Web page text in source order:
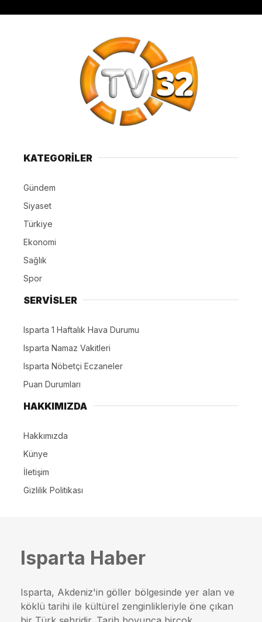
KATEGORİLER
Gündem
Siyaset
Türkiye
Ekonomi
Sağlık
Spor
SERVİSLER
Isparta 1 Haftalık Hava Durumu
Isparta Namaz Vakitleri
Isparta Nöbetçi Eczaneler
Puan Durumları
HAKKIMIZDA
Hakkımızda
Künye
İletişim
Gizlilik Politikası
Isparta Haber
Isparta, Akdeniz'in göller bölgesinde yer alan ve
köklü tarihi ile kültürel zenginlikleriyle öne çıkan